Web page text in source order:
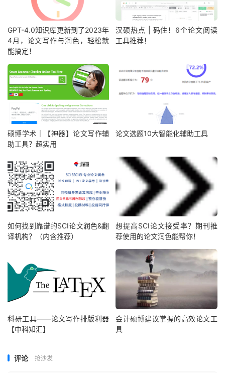
GPT-4.0知识库更新到了2023年
4月，论文写作与润色，轻松就
能搞定！
汉硕热点 | 码住！6个论文阅读
工具推荐！
硕博学术｜【神器】论文写作辅
助工具？超实用
论文选题10大智能化辅助工具
如何找到靠谱的SCI论文润色&翻
译机构？（内含推荐）
想提高SCI论文接受率？期刊推
荐使用的论文润色能帮你！
科研工具——论文写作排版利器
【中科知汇】
会计硕博建议掌握的高效论文工
具
评论 抢沙发